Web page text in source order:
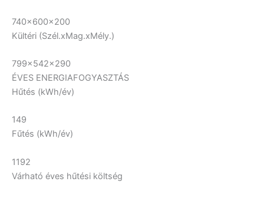
740x600x200
Kültéri (Szél.xMag.xMély.)
799x542x290
ÉVES ENERGIAFOGYASZTÁS
Hűtés (kWh/év)
149
Fűtés (kWh/év)
1192
Várható éves hűtési költség